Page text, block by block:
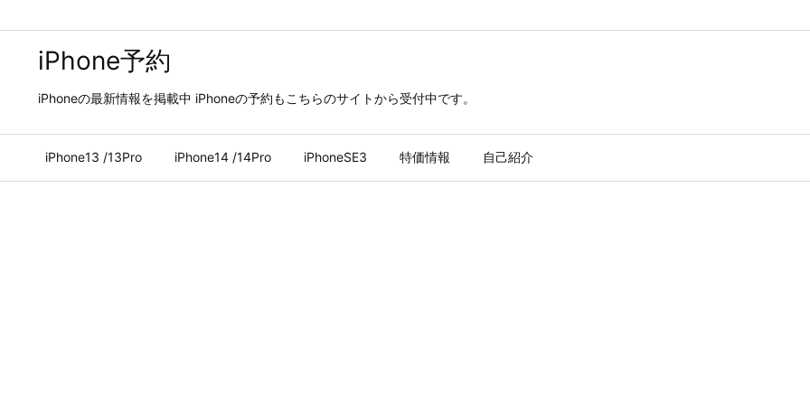
iPhone予約
iPhoneの最新情報を掲載中 iPhoneの予約もこちらのサイトから受付中です。
iPhone13 /13Pro iPhone14 /14Pro iPhoneSE3 特価情報 自己紹介